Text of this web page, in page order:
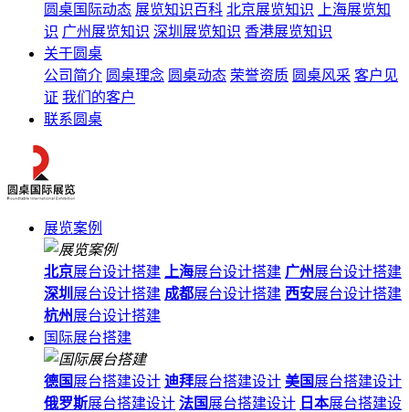
圆桌国际动态 展览知识百科 北京展览知识
上海展览知
识 广州展览知识 深圳展览知识 香港展览知识
关于圆桌
公司简介 圆桌理念 圆桌动态 荣誉资质 圆桌风采 客户见
证 我们的客户
联系圆桌
展览案例
北京展台设计搭建 上海展台设计搭建 广州展台设计搭建
深圳 展台设计搭建 成都展台设计搭建 西安展台设计搭建
杭州展台设计搭建
国际展台搭建
德国 展台搭建设计 迪拜展台搭建设计 美国 展台搭建设计
俄罗斯展台搭建设计 法国 展台搭建设计 日本展台搭建设